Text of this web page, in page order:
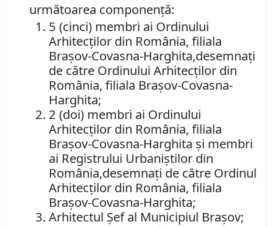
următoarea componenţă:
5 (cinci) membri ai Ordinului
Arhitecţilor din România, filiala
Braşov-Covasna-Harghita,desemnaţi
de către Ordinului Arhitecţilor din
România, filiala Braşov-Covasna-
Harghita;
2 (doi) membri ai Ordinului
Arhitecţilor din România, filiala
Braşov-Covasna-Harghita şi membri
ai Registrului Urbaniștilor din
România,desemnaţi de către Ordinul
Arhitecţilor din România, filiala
Braşov-Covasna-Harghita;
Arhitectul Şef al Municipiul Braşov;